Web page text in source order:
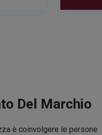
Del Marchio
è coinvolgere le persone